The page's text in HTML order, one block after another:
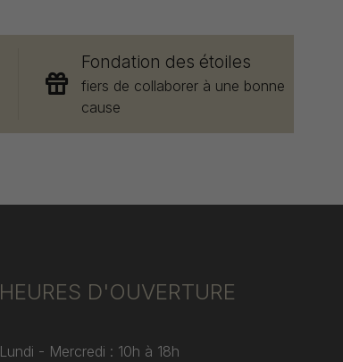
Fondation des étoiles
fiers de collaborer à une bonne
cause
HEURES D'OUVERTURE
Lundi - Mercredi : 10h à 18h